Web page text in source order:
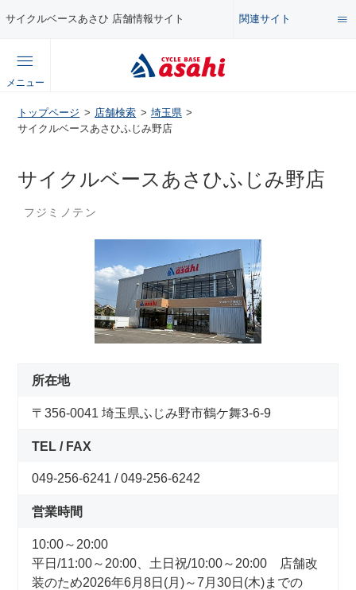
サイクルベースあさひ 店舗情報サイト 関連サイト
総合サイト
公式オンラインストア
企業情報サイト
店舗情報サイト
メニュー
コンテンツ
メンテナンス・カスタム講座
自転車・パーツの使い方・選び方
ぶろぐ・で・あさひ
オリジナルブランド一覧
日本代理店ブランド一覧
トップページ 店舗検索
埼玉県
サイクルベースあさひふじみ野店
サイクルベースあさひふじみ野店
フジミノテン
所在地
〒356-0041 埼玉県ふじみ野市鶴ケ舞3-6-9
TEL / FAX
049-256-6241 / 049-256-6242
営業時間
10:00～20:00
平日/11:00～20:00、土日祝/10:00～20:00 店舗改
装のため2026年6月8日(月)～7月30日(木)までの